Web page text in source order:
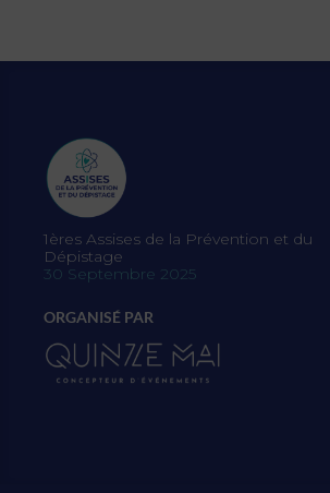
1ères Assises de la Prévention et du
Dépistage
30 Septembre 2025
ORGANISÉ PAR